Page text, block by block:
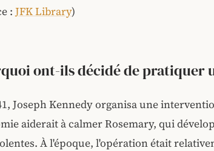
: JFK Library)
ont-ils décidé de pratiquer
Joseph Kennedy organisa une
aiderait à calmer Rosemary, qui
À l'époque, l'opération était